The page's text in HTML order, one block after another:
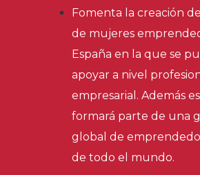
Fomenta la creación
de mujeres
España en la que se
apoyar a nivel
empresarial. Además
formará parte de una
global de
de todo el mundo.